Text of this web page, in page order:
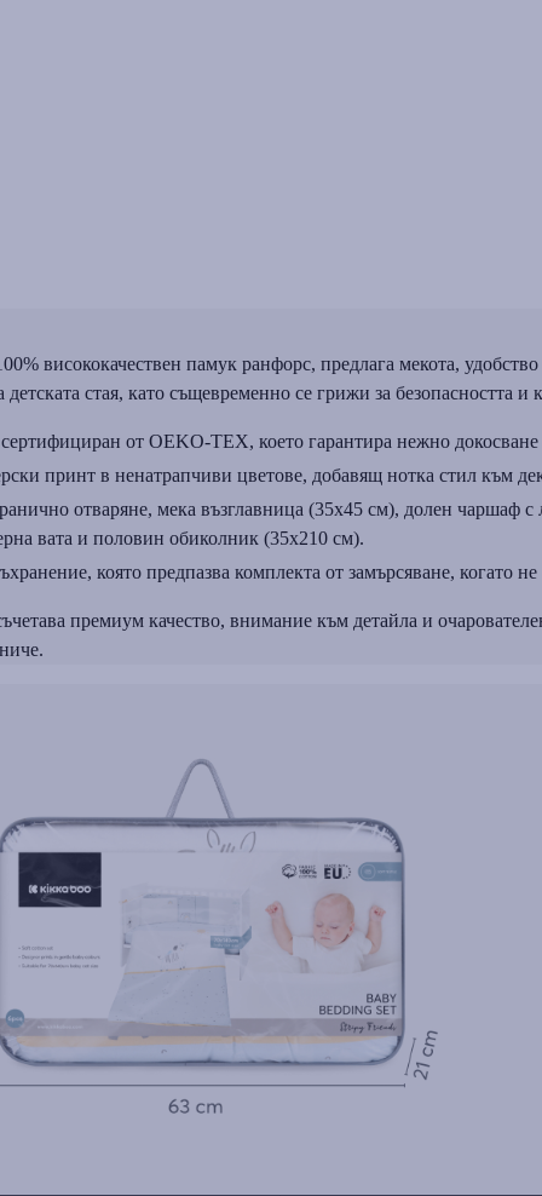
висококачествен памук ранфорс, предлага мекота,
стая, като същевременно се грижи за безопасността
от OEKO-TEX, което гарантира нежно
принт в ненатрапчиви цветове, добавящ нотка стил към
отваряне, мека възглавница (35x45 см), долен чаршаф
вата и половин обиколник (35x210 см).
която предпазва комплекта от замърсяване, когато
премиум качество, внимание към детайла и